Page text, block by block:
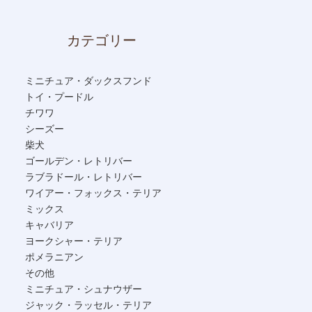
カテゴリー
ミニチュア・ダックスフンド
トイ・プードル
チワワ
シーズー
柴犬
ゴールデン・レトリバー
ラブラドール・レトリバー
ワイアー・フォックス・テリア
ミックス
キャバリア
ヨークシャー・テリア
ポメラニアン
その他
ミニチュア・シュナウザー
ジャック・ラッセル・テリア